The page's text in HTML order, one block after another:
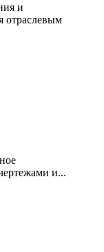
и
отраслевым
и...